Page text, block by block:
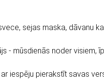
sejas maska, dāvanu
- mūsdienās noder visiem,
iespēju pierakstīt savas